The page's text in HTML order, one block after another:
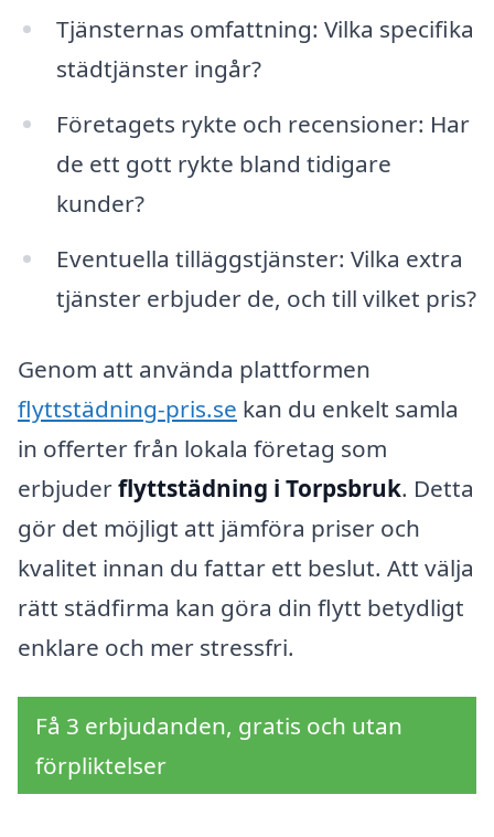
Tjänsternas omfattning: Vilka specifika
städtjänster ingår?
Företagets rykte och recensioner: Har
de ett gott rykte bland tidigare
kunder?
Eventuella tilläggstjänster: Vilka extra
tjänster erbjuder de, och till vilket pris?
Genom att använda plattformen
flyttstädning-pris.se kan du enkelt samla
in offerter från lokala företag som
erbjuderflyttstädning i Torpsbruk. Detta
gör det möjligt att jämföra priser och
kvalitet innan du fattar ett beslut. Att välja
rätt städfirma kan göra din flytt betydligt
enklare och mer stressfri.
Få 3 erbjudanden, gratis och utan
förpliktelser